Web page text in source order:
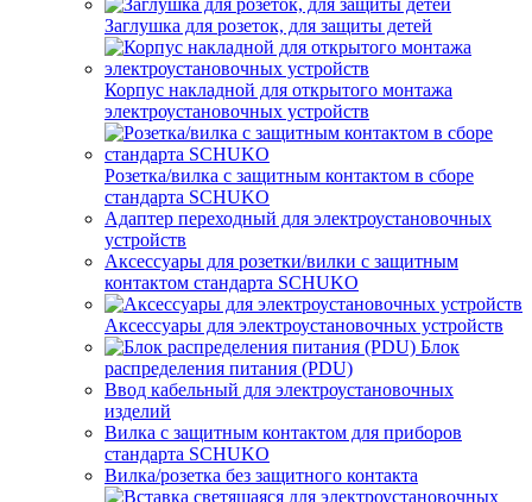
Заглушка для розеток, для защиты детей
Корпус накладной для открытого монтажа
электроустановочных устройств
Розетка/вилка с защитным контактом в сборе
стандарта SCHUKO
Адаптер переходный для электроустановочных
устройств
Аксессуары для розетки/вилки с защитным
контактом стандарта SCHUKO
Аксессуары для электроустановочных устройств
Блок
распределения питания (PDU)
Ввод кабельный для электроустановочных
изделий
Вилка с защитным контактом для приборов
стандарта SCHUKO
Вилка/розетка без защитного контакта